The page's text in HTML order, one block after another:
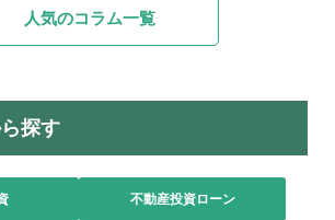
人気のコラム一覧
探す
不動産投資ローン